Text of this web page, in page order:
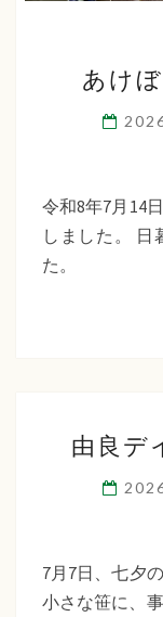
あけ
令和8年7月14
しました。 日
た。
由良デ
7月7日、七夕
小さな笹に、